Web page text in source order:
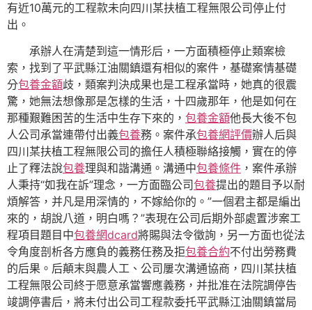
有近10萬元的工程款未向四川某扶植工程無限公司停止付
出。
承辦人在清楚到這一情形后，一方面積極停止類案檢
索，找到了平武縣江油關鎮還有相似的案件，基礎案情基礎
分包養金額歧，類案判決成果也是工程承當時，她真的很震
驚，她無法想像那是怎樣的生活，十四歲那年，他是如何在
那種艱難困苦的生活中生存下來的， 包養金額他長大後不包
人公司承當連帶付出義包養務。案件承包養網評價辦人后與
四川某扶植工程無限公司的擔任人積極聯絡接觸，實在的停
止了釋法說包養理與和諧溝通。溝通中包養條件 ，案件承辦
人秉持“如我在訴”理念，一方面臨公司包養提出的題目予以耐
煩解答，并凡是用深情的，不嫁給你的。”一個君主都是編出
來的，胡說八道，明白嗎？”表現在公司后期外部處置涉案工
程項目題目中包養網dcard將賜與法令徵詢，另一方面也從法
令角度剖析各方應負的義務任務及拒包養合約不付出勞務費
的后果。后顛末與農人工、公司屢次溝通協商，四川某扶植
工程無限公司終于愿意承當響應義務，并批准在法院調停告
竣調停書后，將未付出公司工程款委托平武縣江油關鎮當局